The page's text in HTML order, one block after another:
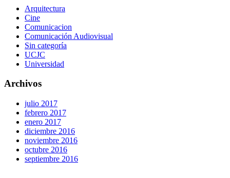
Arquitectura
Cine
Comunicacion
Comunicación Audiovisual
Sin categoría
UCJC
Universidad
Archivos
julio 2017
febrero 2017
enero 2017
diciembre 2016
noviembre 2016
octubre 2016
septiembre 2016